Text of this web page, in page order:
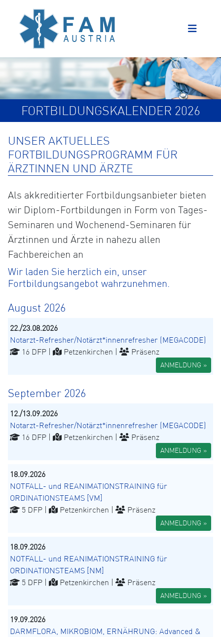
FORTBILDUNGSKALENDER 2026
UNSER AKTUELLES
FORTBILDUNGSPROGRAMM FÜR
ÄRZTINNEN UND ÄRZTE
Als akkreditierter Fortbildungsanbieter bieten
wir Diplom-Fortbildungen in Form von Tages-
Seminaren und Wochenend-Seminaren für
Ärztinnen und Ärzte in nahezu allen
Fachbereichen an
Wir laden Sie herzlich ein, unser
Fortbildungsangebot wahrzunehmen.
August 2026
22./23.08.2026
Notarzt-Refresher/Notärzt*innenrefresher (MEGACODE)
16 DFP |
Petzenkirchen | Präsenz
ANMELDUNG »
September 2026
12./13.09.2026
Notarzt-Refresher/Notärzt*innenrefresher (MEGACODE)
16 DFP |
Petzenkirchen | Präsenz
ANMELDUNG »
18.09.2026
NOTFALL- und REANIMATIONSTRAINING für
ORDINATIONSTEAMS [VM]
5 DFP |
Petzenkirchen | Präsenz
ANMELDUNG »
18.09.2026
NOTFALL- und REANIMATIONSTRAINING für
ORDINATIONSTEAMS [NM]
5 DFP |
Petzenkirchen | Präsenz
ANMELDUNG »
19.09.2026
DARMFLORA, MIKROBIOM, ERNÄHRUNG: Advanced &